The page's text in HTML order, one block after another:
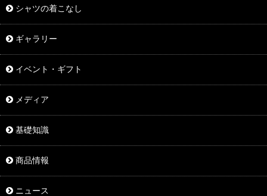
シャツの着こなし
ギャラリー
イベント・ギフト
メディア
基礎知識
商品情報
ニュース